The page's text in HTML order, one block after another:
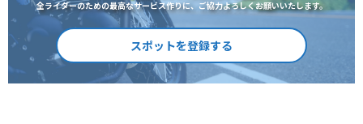
全ライダーのための最高なサービス作りに、ご協力よろしくお願いいたします。
スポットを登録する